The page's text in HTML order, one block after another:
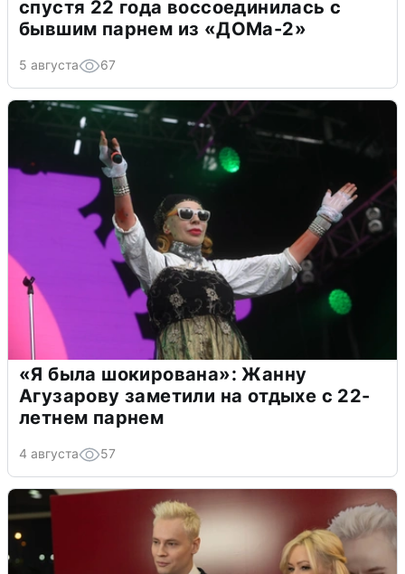
спустя 22 года воссоединилась с
бывшим парнем из «ДОМа-2»
5 августа 67
«Я была шокирована»: Жанну
Агузарову заметили на отдыхе с 22-
летнем парнем
4 августа 57